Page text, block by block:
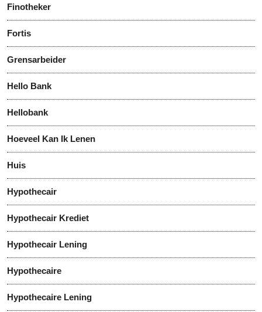
Finotheker
Fortis
Grensarbeider
Hello Bank
Hellobank
Hoeveel Kan Ik Lenen
Huis
Hypothecair
Hypothecair Krediet
Hypothecair Lening
Hypothecaire
Hypothecaire Lening